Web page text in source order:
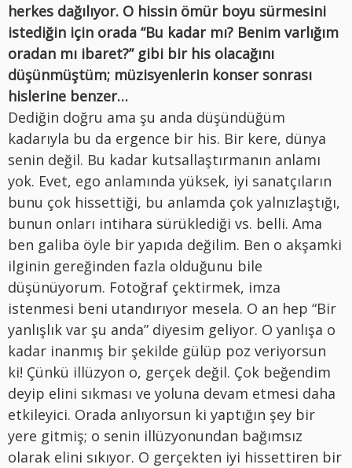
herkes dağılıyor. O hissin ömür boyu sürmesini
istediğin için orada “Bu kadar mı? Benim varlığım
oradan mı ibaret?” gibi bir his olacağını
düşünmüştüm; müzisyenlerin konser sonrası
hislerine benzer…
Dediğin doğru ama şu anda düşündüğüm
kadarıyla bu da ergence bir his. Bir kere, dünya
senin değil. Bu kadar kutsallaştırmanın anlamı
yok. Evet, ego anlamında yüksek, iyi sanatçıların
bunu çok hissettiği, bu anlamda çok yalnızlaştığı,
bunun onları intihara sürüklediği vs. belli. Ama
ben galiba öyle bir yapıda değilim. Ben o akşamki
ilginin gereğinden fazla olduğunu bile
düşünüyorum. Fotoğraf çektirmek, imza
istenmesi beni utandırıyor mesela. O an hep “Bir
yanlışlık var şu anda” diyesim geliyor. O yanlışa o
kadar inanmış bir şekilde gülüp poz veriyorsun
ki! Çünkü illüzyon o, gerçek değil. Çok beğendim
deyip elini sıkması ve yoluna devam etmesi daha
etkileyici. Orada anlıyorsun ki yaptığın şey bir
yere gitmiş; o senin illüzyonundan bağımsız
olarak elini sıkıyor. O gerçekten iyi hissettiren bir